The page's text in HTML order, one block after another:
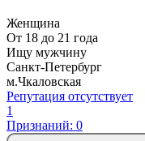
Женщина
От 18 до 21 года
Ищу мужчину
Санкт-Петербург
м.Чкаловская
Репутация отсутствует
1
Признаний: 0